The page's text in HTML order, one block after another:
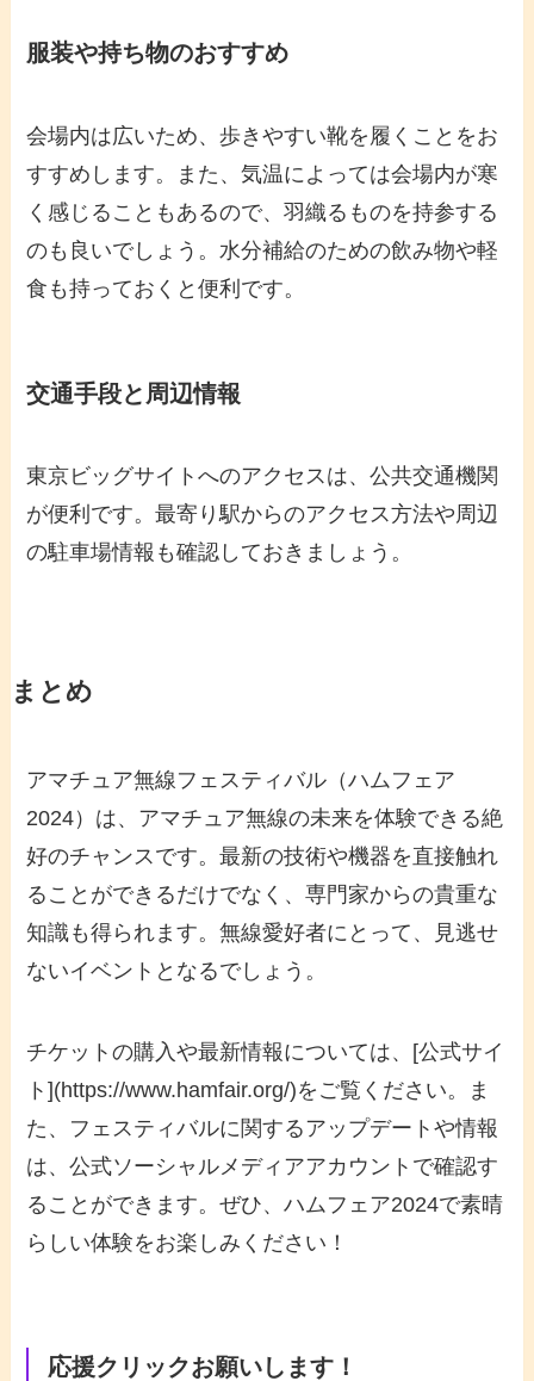
服装や持ち物のおすすめ
会場内は広いため、歩きやすい靴を履くことをお
すすめします。また、気温によっては会場内が寒
く感じることもあるので、羽織るものを持参する
のも良いでしょう。水分補給のための飲み物や軽
食も持っておくと便利です。
交通手段と周辺情報
東京ビッグサイトへのアクセスは、公共交通機関
が便利です。最寄り駅からのアクセス方法や周辺
の駐車場情報も確認しておきましょう。
まとめ
アマチュア無線フェスティバル（ハムフェア
2024）は、アマチュア無線の未来を体験できる絶
好のチャンスです。最新の技術や機器を直接触れ
ることができるだけでなく、専門家からの貴重な
知識も得られます。無線愛好者にとって、見逃せ
ないイベントとなるでしょう。
チケットの購入や最新情報については、[公式サイ
ト](https://www.hamfair.org/)をご覧ください。ま
た、フェスティバルに関するアップデートや情報
は、公式ソーシャルメディアアカウントで確認す
ることができます。ぜひ、ハムフェア2024で素晴
らしい体験をお楽しみください！
応援クリックお願いします！